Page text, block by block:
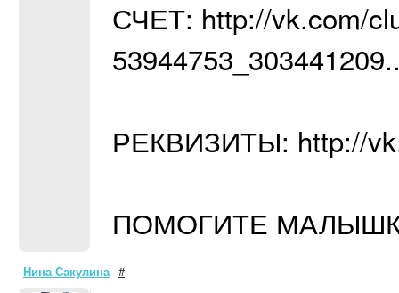
СЧЕТ: http://vk.com/
РЕКВИЗИТЫ: http://
ПОМОГИТЕ
Нина Сакулина #